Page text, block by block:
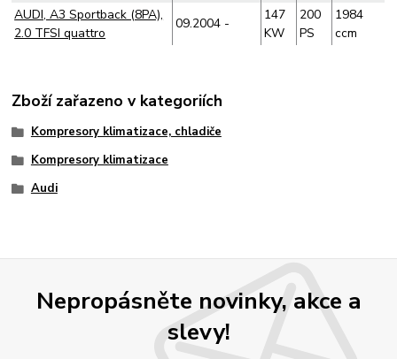
AUDI, A3 Sportback (8PA),
2.0 TFSI quattro
09.2004 -
147
KW
200
PS
1984
ccm
Zboží zařazeno v kategoriích
Kompresory klimatizace, chladiče
Kompresory klimatizace
Audi
Nepropásněte novinky, akce a
slevy!